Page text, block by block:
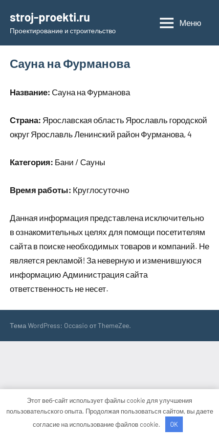
содержимому
stroj-proekti.ru
Проектирование и строительство
Меню
Сауна на Фурманова
Название: Сауна на Фурманова
Страна: Ярославская область Ярославль городской
округ Ярославль Ленинский район Фурманова, 4
Категория: Бани / Сауны
Время работы: Круглосуточно
Данная информация представлена исключительно
в ознакомительных целях для помощи посетителям
сайта в поиске необходимых товаров и компаний. Не
является рекламой! За неверную и изменившуюся
информацию Администрация сайта
ответственность не несет.
Тема WordPress: Occasio от ThemeZee.
Этот веб-сайт использует файлы cookie для улучшения
пользовательского опыта. Продолжая пользоваться сайтом, вы даете
согласие на использование файлов cookie.
OK